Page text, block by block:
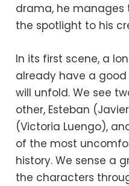
drama, he
the spotlight to his
In its first scene, a
already have a
will unfold. We see
other, Esteban
(Victoria Luengo),
of the most
history. We sense a
the characters